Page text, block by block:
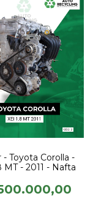
Toyota Corolla -
MT - 2011 - Nafta